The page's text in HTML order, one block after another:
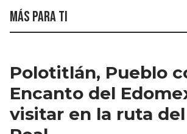
Más para ti
Polotitlán, Pueblo
Encanto del
visitar en la ruta